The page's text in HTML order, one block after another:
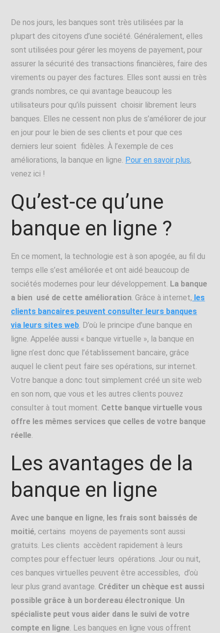
De nos jours, les banques sont très utilisées par la
plupart des citoyens d’une société. Généralement, elles
sont utilisées pour gérer les moyens de payement, pour
assurer la sécurité des transactions financières, faire des
virements ou payer des factures. Elles sont aussi en très
grands nombres, ce qui avantage beaucoup les
utilisateurs pour qu’ils puissent choisir librement leurs
banques. Elles ne cessent non plus de s’améliorer de jour
en jour pour le bien de ses clients et pour que ces
derniers leur soient fidèles. À l’exemple de ces
améliorations, la banque en ligne. Pour en savoir plus,
venez ici !
Qu’est-ce qu’une
banque en ligne ?
En ce moment, la technologie est à son apogée, au fil du
temps elle s’est améliorée et ont aidé beaucoup de
sociétés modernes pour leur développement. La banque
a bien usé de cette amélioration. Grâce à internet, les
clients bancaires peuvent consulter leurs banques
via leurs sites web. D’où le principe d’une banque en
ligne. Appelée aussi « banque virtuelle », la banque en
ligne n’est donc que l’établissement bancaire, grâce
auquel le client peut faire ses opérations, sur internet.
Votre banque a donc tout simplement créé un site web
en son nom, que vous et les autres clients pouvez
consulter à tout moment. Cette banque virtuelle vous
offre les mêmes services que celles de votre banque
réelle.
Les avantages de la
banque en ligne
Avec une banque en ligne, les frais sont baissés de
moitié, certains moyens de payements sont aussi
gratuits. Les clients accèdent rapidement à leurs
comptes pour effectuer leurs opérations. Jour ou nuit,
ces banques virtuelles peuvent être accessibles, d’où
leur plus grand avantage. Créditer un chèque est aussi
possible grâce à un bordereau électronique. Un
spécialiste peut vous aider dans le suivi de votre
compte en ligne. Les banques en ligne vous offrent